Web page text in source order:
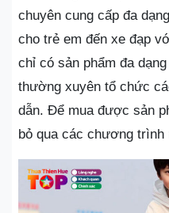
chuyên cung cấp đa
cho trẻ em đến xe đạp
chỉ có sản phẩm đa
thường xuyên tổ chức
dẫn. Để mua được sản
bỏ qua các chương trình